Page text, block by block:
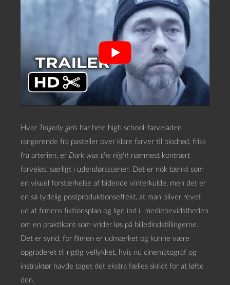
Hvor Tragedy girls har hele high school-farveladen
rangerende fra pasteller over klare farver til blodrød, frisk
fra arterien, er Dark was the night nærmest kontrært
farveløs, særligt i udendørsscener. Det er nok tænkt som
en visuel forstærkelse af bidende vinterkulde, men det er
en så tydelig postproduktionseffekt, at man bliver revet
ud af filmens fiktionsplan og lige ind i mediebevidstheden
om en praktikant som vrider løs på billedindstillingerne.
Det er synd, for filmen er udmærket og kunne være
opgraderet til rigtig vellykket, hvis nu cinematograf og
instruktør havde taget det ekstra fælles skridt for at løfte
den.